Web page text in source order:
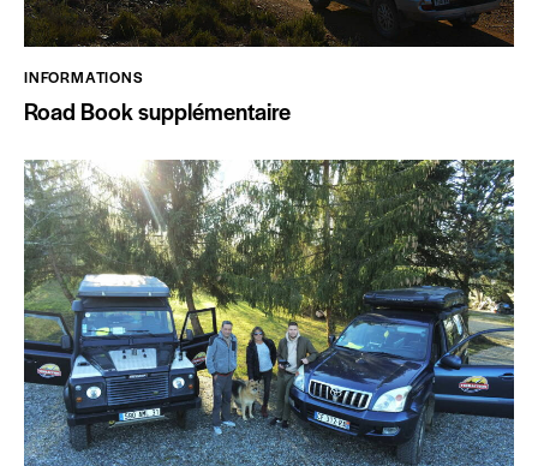
INFORMATIONS
Road Book supplémentaire